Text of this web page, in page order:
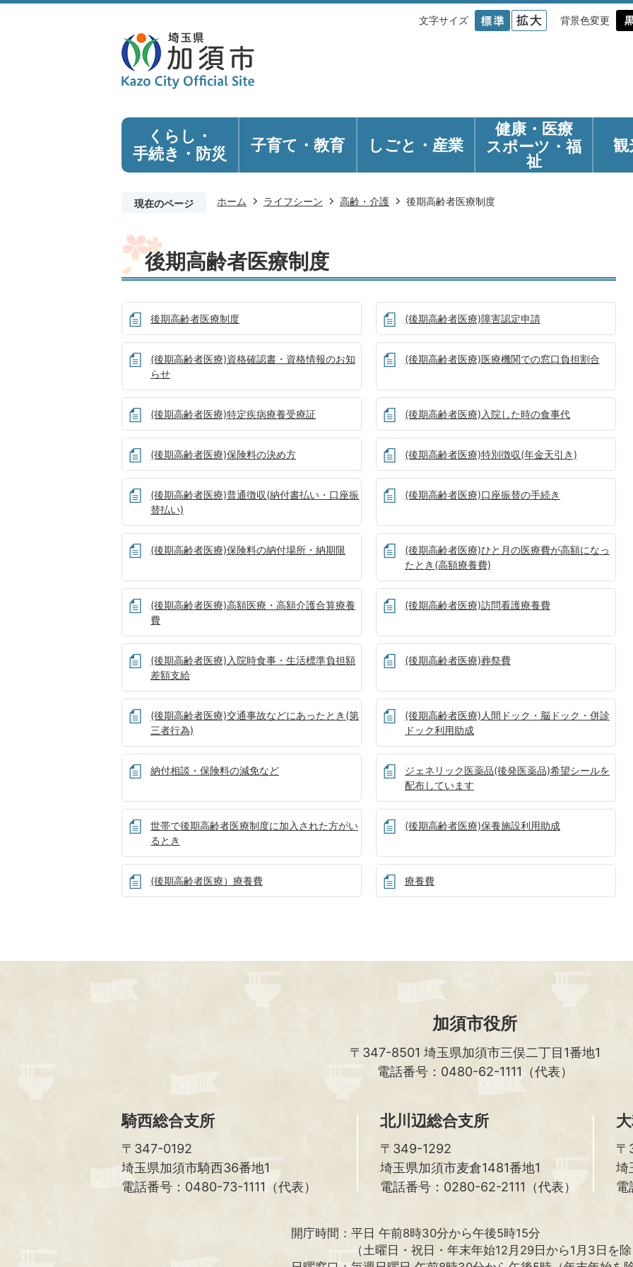
文字サイズ 背景色変更
くらし・
手続き ・防災 子育て・教育 しごと・産業
健康・医療
スポーツ・福
祉
観
現在のページ ホーム ライフシーン 高齢・介護 後期高齢者医療制度
後期高齢者医療制度
後期高齢者医療制度 (後期高齢者医療)障害認定申請
(後期高齢者医療)資格確認書・資格情報のお知
らせ
(後期高齢者医療)医療機関での窓口負担割合
(後期高齢者医療)特定疾病療養受療証 (後期高齢者医療)入院した時の食事代
(後期高齢者医療)保険料の決め方 (後期高齢者医療)特別徴収(年金天引き)
(後期高齢者医療)普通徴収(納付書払い・口座振
替払い)
(後期高齢者医療)口座振替の手続き
(後期高齢者医療)保険料の納付場所・納期限
(後期高齢者医療)ひと月の医療費が高額になっ
たとき(高額療養費)
(後期高齢者医療)高額医療・高額介護合算療養
費
(後期高齢者医療)訪問看護療養費
(後期高齢者医療)入院時食事・生活標準負担額
差額支給
(後期高齢者医療)葬祭費
(後期高齢者医療)交通事故などにあったとき(第
三者行為)
(後期高齢者医療)人間ドック・脳ドック・併診
ドック利用助成
納付相談・保険料の減免など
ジェネリック医薬品(後発医薬品)希望シールを
配布しています
世帯で後期高齢者医療制度に加入された方がい
るとき
(後期高齢者医療)保養施設利用助成
(後期高齢者医療）療養費 療養費
加須市役所
〒347-8501 埼玉県加須市三俣二丁目1番地1
電話番号：0480-62-1111（代表）
騎西総合支所
〒347-0192
埼玉県加須市騎西36番地1
電話番号：0480-73-1111（代表）
北川辺総合支所
〒349-1292
埼玉県加須市麦倉1481番地1
電話番号：0280-62-2111（代表）
〒
埼
電
開庁時間： 平日 午前8時30分から午後5時15分
（土曜日・祝日・年末年始12月29日から1月3日を